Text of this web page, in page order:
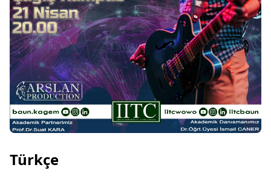
Türkçe